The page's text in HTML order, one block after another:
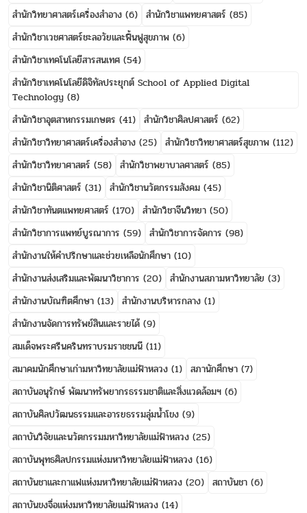
สำนักวิทยาศาสตร์เครื่องสำอาง (6) สำนักวิชาแพทยศาสตร์ (85)
สำนักวิชาเวชศาสตร์ชะลอวัยและฟื้นฟูสุขภาพ (6)
สำนักวิชาเทคโนโลยีสารสนเทศ (54)
สำนักวิชาเทคโนโลยีดิจิทัลประยุกต์ School of Applied Digital
Technology (8)
สำนักวิชาอุตสาหกรรมเกษตร (41) สำนักวิชาศิลปศาสตร์ (62)
สำนักวิชาวิทยาศาสตร์เครื่องสำอาง (25) สำนักวิชาวิทยาศาสตร์สุขภาพ (112)
สำนักวิชาวิทยาศาสตร์ (58) สำนักวิชาพยาบาลศาสตร์ (85)
สำนักวิชานิติศาสตร์ (31) สำนักวิชานวัตกรรมสังคม (45)
สำนักวิชาทันตแพทยศาสตร์ (170) สำนักวิชาจีนวิทยา (50)
สำนักวิชาการแพทย์บูรณาการ (59) สำนักวิชาการจัดการ (98)
สำนักงานให้คำปรึกษาและช่วยเหลือนักศึกษา (10)
สำนักงานส่งเสริมและพัฒนาวิชาการ (20) สำนักงานสภามหาวิทยาลัย (3)
สำนักงานบัณฑิตศึกษา (13) สำนักงานบริหารกลาง (1)
สำนักงานจัดการทรัพย์สินและรายได้ (9)
สมเด็จพระศรีนครินทราบรมราชชนนี (11)
สมาคมนักศึกษาเก่ามหาวิทยาลัยแม่ฟ้าหลวง (1) สภานักศึกษา (7)
สถาบันอนุรักษ์ พัฒนาทรัพยากรธรรมชาติและสิ่งแวดล้อมฯ (6)
สถาบันศิลปวัฒนธรรมและอารยธรรมลุ่มน้ำโขง (9)
สถาบันวิจัยและนวัตกรรมมหาวิทยาลัยแม่ฟ้าหลวง (25)
สถาบันพุทธศิลปกรรมแห่งมหาวิทยาลัยแม่ฟ้าหลวง (16)
สถาบันชาและกาแฟแห่งมหาวิทยาลัยแม่ฟ้าหลวง (20) สถาบันชา (6)
สถาบันขงจื่อแห่งมหาวิทยาลัยแม่ฟ้าหลวง (14)